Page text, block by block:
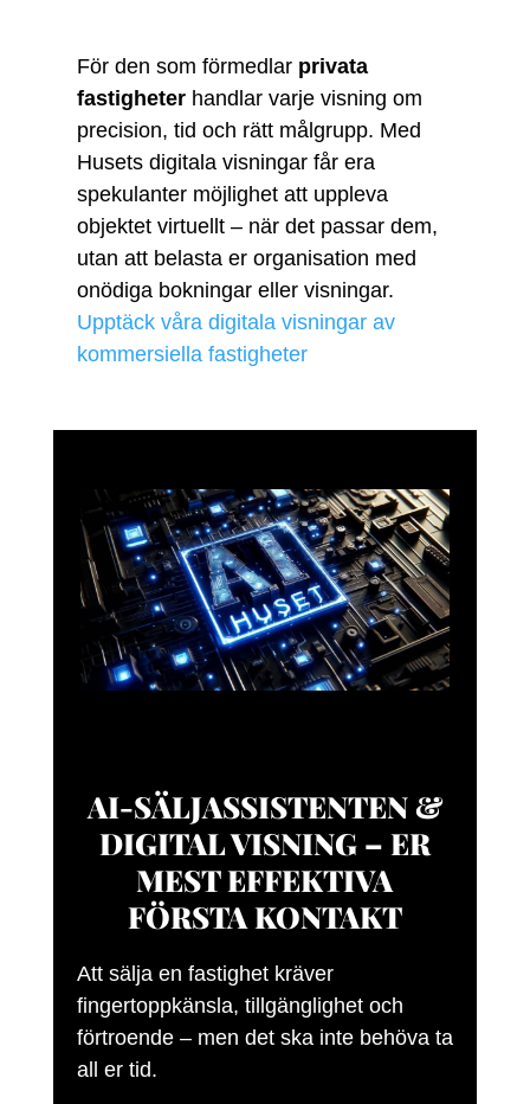
För den som förmedlar privata
fastigheterhandlar varje visning om
precision, tid och rätt målgrupp. Med
Husets digitala visningar får era
spekulanter möjlighet att uppleva
objektet virtuellt – när det passar dem,
utan att belasta er organisation med
onödiga bokningar eller visningar.
Upptäck våra digitala visningar av
kommersiella fastigheter
AI-SÄLJASSISTENTEN &
DIGITAL VISNING – ER
MEST EFFEKTIVA
FÖRSTA KONTAKT
Att sälja en fastighet kräver
fingertoppkänsla, tillgänglighet och
förtroende – men det ska inte behöva ta
all er tid.